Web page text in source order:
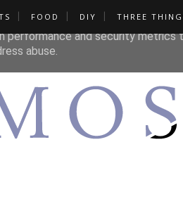
FOOD DIY THREE
to deliver its services and to
performance and security
abuse.